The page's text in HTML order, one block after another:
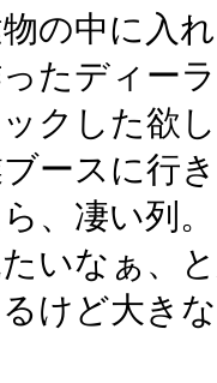
の中に入
たディー
クした欲
ースに行
、凄い列
いなぁ、
けど大き